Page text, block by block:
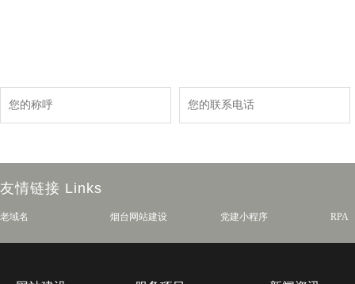
友情链接 Links
老域名 烟台网站建设 党建小程序 RPA